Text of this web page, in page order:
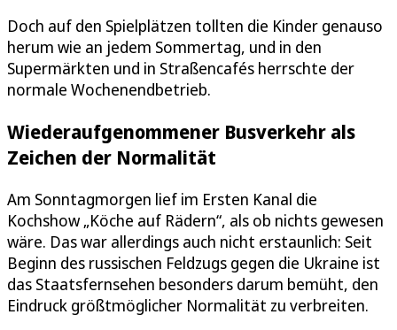
Doch auf den Spielplätzen tollten die Kinder genauso
herum wie an jedem Sommertag, und in den
Supermärkten und in Straßencafés herrschte der
normale Wochenendbetrieb.
Wiederaufgenommener Busverkehr als
Zeichen der Normalität
Am Sonntagmorgen lief im Ersten Kanal die
Kochshow „Köche auf Rädern“, als ob nichts gewesen
wäre. Das war allerdings auch nicht erstaunlich: Seit
Beginn des russischen Feldzugs gegen die Ukraine ist
das Staatsfernsehen besonders darum bemüht, den
Eindruck größtmöglicher Normalität zu verbreiten.